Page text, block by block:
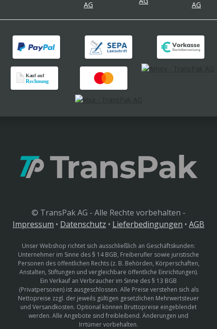
© TransPak AG - Alle Rechte vorbehalten -
Impressum • Datenschutz • Lieferbedingungen • AGB
Unser Webshop richtet sich ausschließlich an Geschäftskunden:
Unternehmer im Sinne des § 14 BGB, Freiberufler sowie juristische
Personen des öffentlichen Rechts (z. B. Behörden, Körperschaften,
Anstalten, Stiftungen und vergleichbare öffentliche Einrichtungen).
Ein Verkauf an Verbraucher im Sinne des § 13 BGB
(Privatpersonen) ist ausgeschlossen. Alle Preise verstehen sich als
Nettopreise zzgl. der jeweils gültigen gesetzlichen Mehrwertsteuer
und Versandkosten. Optional können Bruttopreise eingeblendet
werden. Alle Angebote sind freibleibend. Änderungen und
Irrtümer vorbehalten.